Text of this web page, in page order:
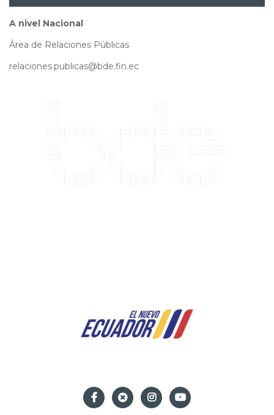
A nivel Nacional
Área de Relaciones Públicas
relaciones.publicas@bde.fin.ec